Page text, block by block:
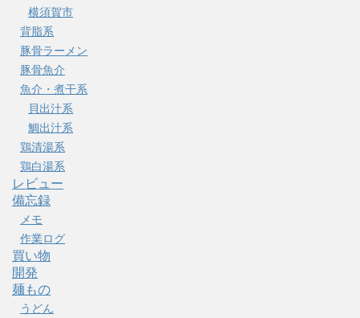
横須賀市
背脂系
豚骨ラーメン
豚骨魚介
魚介・煮干系
貝出汁系
鯛出汁系
鶏清湯系
鶏白湯系
レビュー
備忘録
メモ
作業ログ
買い物
開発
麺もの
うどん